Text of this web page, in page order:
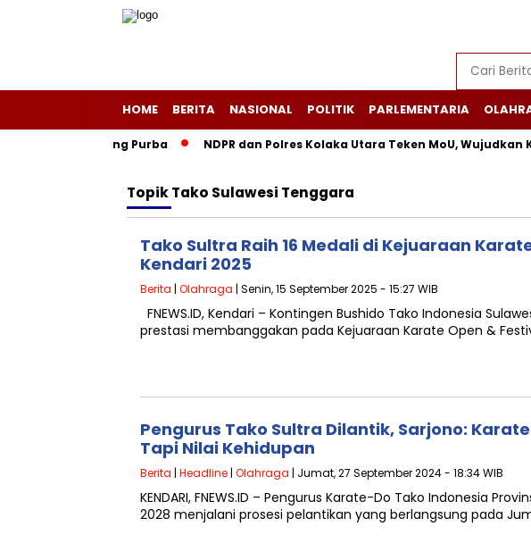
HOME BERITA NASIONAL POLITIK PARLEMENTARIA
Layang-Layang Purba NDPR dan Polres Kolaka Utara Teken MoU, Wujudkan
TopikTako Sulawesi Tenggara
Tako Sultra Raih 16 Medali di Kejuaraan
Kendari 2025
Berita | Olahraga | Senin, 15 September 2025 - 15:27 WIB
FNEWS.ID, Kendari – Kontingen Bushido Tako Indonesia
prestasi membanggakan pada Kejuaraan Karate Open &
Pengurus Tako Sultra Dilantik, Sarjono:
Tapi Nilai Kehidupan
Berita | Headline | Olahraga | Jumat, 27 September 2024 - 18:34 WIB
KENDARI, FNEWS.ID – Pengurus Karate-Do Tako Indonesia
2028 menjalani prosesi pelantikan yang berlangsung pada